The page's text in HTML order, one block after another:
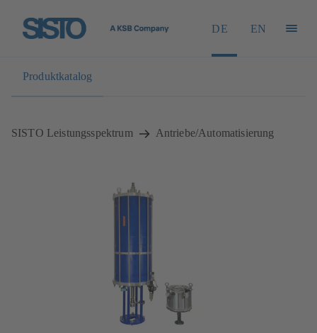
DE EN
Produktkatalog
SISTO Leistungsspektrum Antriebe/Automatisierung